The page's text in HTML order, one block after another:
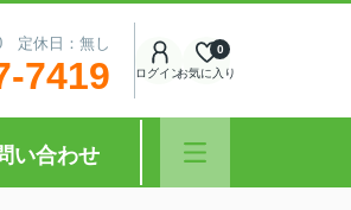
定休日：無し
7419 ログインお気に入り
0
い合わせ